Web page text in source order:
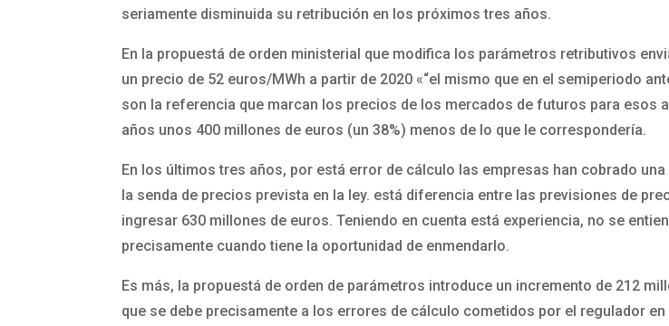
seriamente disminuida su retribución en los próximos tres años.
En la propuestá de orden ministerial que modifica los parámetros retributivos
un precio de 52 euros/MWh a partir de 2020 «“el mismo que en el semiperiodo
son la referencia que marcan los precios de los mercados de futuros para esos
años unos 400 millones de euros (un 38%) menos de lo que le correspondería.
En los últimos tres años, por está error de cálculo las empresas han cobrado
la senda de precios prevista en la ley. está diferencia entre las previsiones de
ingresar 630 millones de euros. Teniendo en cuenta está experiencia, no se
precisamente cuando tiene la oportunidad de enmendarlo.
Es más, la propuestá de orden de parámetros introduce un incremento de 212
que se debe precisamente a los errores de cálculo cometidos por el regulador